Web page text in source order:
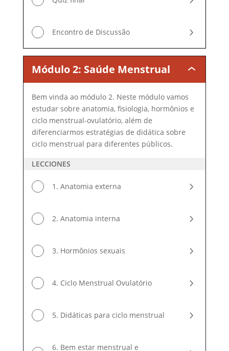
Encontro de Discussão
Módulo 2: Saúde Menstrual
Módulo
2:
Menstrual
Bem vinda ao módulo 2. Neste módulo vamos
estudar sobre anatomia, fisiologia, hormônios e
ciclo menstrual-ovulatório, além de
diferenciarmos estratégias de didática sobre
ciclo menstrual para diferentes públicos.
LECCIONES
1. Anatomia externa
2. Anatomia interna
3. Hormônios sexuais
4. Ciclo Menstrual Ovulatório
5. Didáticas para ciclo menstrual
6. Bem estar menstrual e